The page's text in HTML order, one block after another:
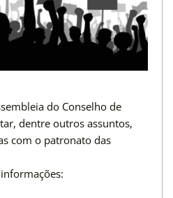
do Conselho de
dentre outros assuntos,
com o patronato das